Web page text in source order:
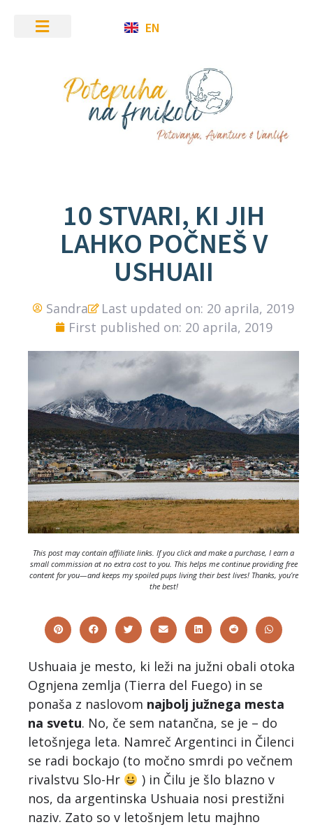
EN
10 STVARI, KI JIH
LAHKO POČNEŠ V
USHUAII
Sandra
Last updated on: 20 aprila, 2019
First published on: 20 aprila, 2019
This post may contain affiliate links. If you click and make a purchase, I earn a
small commission at no extra cost to you. This helps me continue providing free
content for you—and keeps my spoiled pups living their best lives! Thanks, you’re
the best!
Ushuaia je mesto, ki leži na južni obali otoka
Ognjena zemlja (Tierra del Fuego) in se
ponaša z naslovom najbolj južnega mesta
na svetu. No, če sem natančna, se je – do
letošnjega leta. Namreč Argentinci in Čilenci
se radi bockajo (to močno smrdi po večnem
rivalstvu Slo-Hr
) in Čilu je šlo blazno v
nos, da argentinska Ushuaia nosi prestižni
naziv. Zato so v letošnjem letu majhno